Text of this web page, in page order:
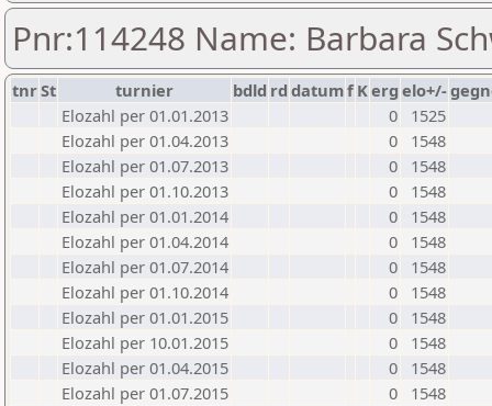
Pnr:114248 Name: Barbara
tnrSt turnier bdld rd datumf Kerg elo+/-
Elozahl per 01.01.2013
0
1525
Elozahl per 01.04.2013
0
1548
Elozahl per 01.07.2013
0
1548
Elozahl per 01.10.2013
0
1548
Elozahl per 01.01.2014
0
1548
Elozahl per 01.04.2014
0
1548
Elozahl per 01.07.2014
0
1548
Elozahl per 01.10.2014
0
1548
Elozahl per 01.01.2015
0
1548
Elozahl per 10.01.2015
0
1548
Elozahl per 01.04.2015
0
1548
Elozahl per 01.07.2015
0
1548